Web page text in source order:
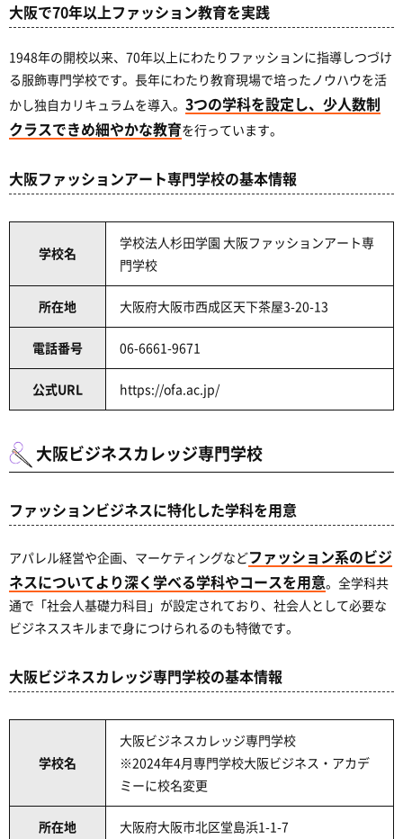
大阪で70年以上ファッション教育を実践
1948年の開校以来、70年以上にわたりファッションに指導しつづけ
る服飾専門学校です。長年にわたり教育現場で培ったノウハウを活
かし独自カリキュラムを導入。 3つの学科を設定し、少人数制
クラスできめ細やかな教育を行っています。
大阪ファッションアート専門学校の基本情報
学校名
学校法人杉田学園 大阪ファッションアート専
門学校
所在地 大阪府大阪市西成区天下茶屋3-20-13
電話番号 06-6661-9671
公式URL https://ofa.ac.jp/
大阪ビジネスカレッジ専門学校
ファッションビジネスに特化した学科を用意
アパレル経営や企画、マーケティングなどファッション系のビジ
ネスについてより深く学べる学科やコースを用意。全学科共
通で「社会人基礎力科目」が設定されており、社会人として必要な
ビジネススキルまで身につけられるのも特徴です。
大阪ビジネスカレッジ専門学校の基本情報
学校名
大阪ビジネスカレッジ専門学校
※2024年4月専門学校大阪ビジネス・アカデ
ミーに校名変更
所在地 大阪府大阪市北区堂島浜1-1-7